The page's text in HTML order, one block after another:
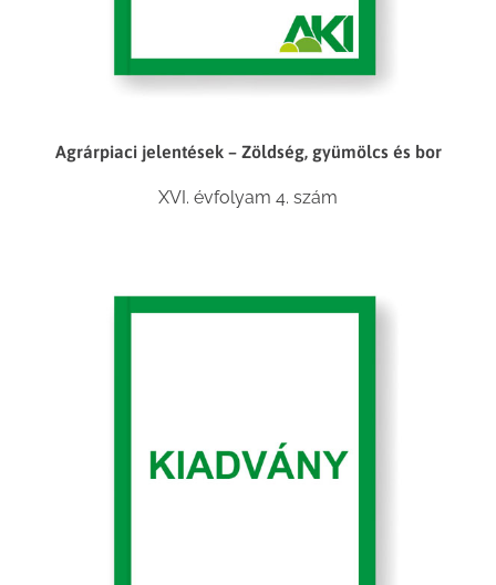
Agrárpiaci jelentések – Zöldség, gyümölcs és bor
XVI. évfolyam 4. szám